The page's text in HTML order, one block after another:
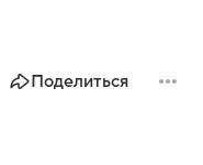
Поделиться